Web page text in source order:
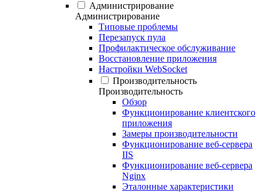
Администрирование
Администрирование
Типовые проблемы
Перезапуск пула
Профилактическое обслуживание
Восстановление приложения
Настройки WebSocket
Производительность
Производительность
Обзор
Функционирование клиентского
приложения
Замеры производительности
Функционирование веб-сервера
IIS
Функционирование веб-сервера
Nginx
Эталонные характеристики